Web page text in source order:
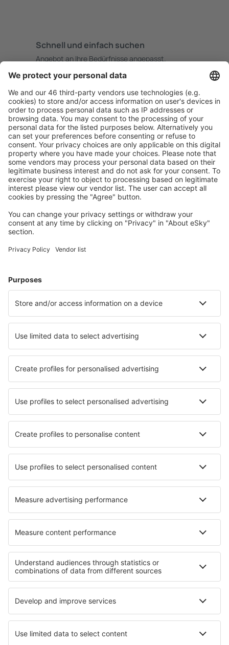
Schnell und einfach suchen
Angebot an Ihre Bedürfnisse angepasst.
Sicher planen
Buchen ohne Sorgen mit einer kostenlosen
Stornierungsoption.
Mehr sparen
Attraktive Preise und Spezialangebote für eingeloggte
Benutzer.
Unterkünfte, die Sie mögen
Wählen Sie aus über 1,3 Millionen Unterkünften: Hotels,
Meist gesuchte Hotels von eSky-Nutzern
Hotels in Kuala Lumpur Hotels in George Town
Hotels in Johor Bahru Hotels in Port Dickson
Hotels in Kuala Nerang Hotels in Labuan Hotels Lutong
Die besten Hotels - Städte
Hotels in Gaupne Hotels in Burr Ridge Hotels in Nibe
Hotels in Chikusei Hotels in Saint-Remy-les-Chevreuse
Hotels in Ontario Hotels in Aarbergen
Hotels in Condino
Die besten Hotels - Regionen
Hotels in Malaysian Borneo Hotels in Penang
Hotels in Langkawi Hotels in Lodzkie
Hotels in Carinthia Hotels im Etosha Nationalpark
Hotels an der Costa Brava Hotels in Paracas